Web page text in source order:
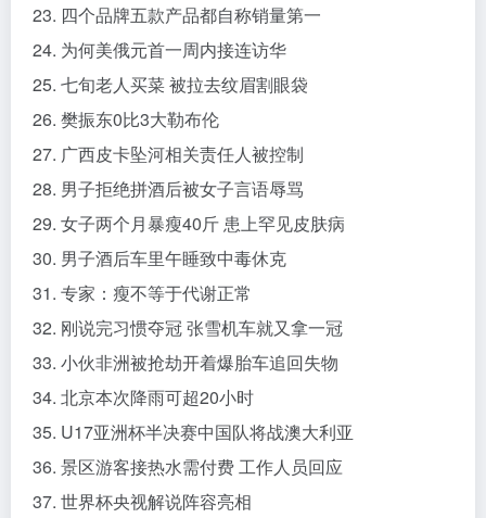
23. 四个品牌五款产品都自称销量第一
24. 为何美俄元首一周内接连访华
25. 七旬老人买菜 被拉去纹眉割眼袋
26. 樊振东0比3大勒布伦
27. 广西皮卡坠河相关责任人被控制
28. 男子拒绝拼酒后被女子言语辱骂
29. 女子两个月暴瘦40斤 患上罕见皮肤病
30. 男子酒后车里午睡致中毒休克
31. 专家：瘦不等于代谢正常
32. 刚说完习惯夺冠 张雪机车就又拿一冠
33. 小伙非洲被抢劫开着爆胎车追回失物
34. 北京本次降雨可超20小时
35. U17亚洲杯半决赛中国队将战澳大利亚
36. 景区游客接热水需付费 工作人员回应
37. 世界杯央视解说阵容亮相